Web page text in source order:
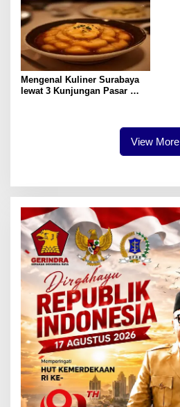
Mengenal Kuliner Surabaya
lewat 3 Kunjungan Pasar
View More